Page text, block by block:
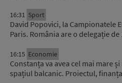
16:31 Sport
David Popovici, la Campionatele
Paris. România are o delegație
16:15 Economie
Constanța va avea cel mai mare
spațiul balcanic. Proiectul,